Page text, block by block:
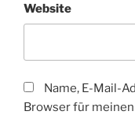
Website
Name, E-Mail-
Browser für